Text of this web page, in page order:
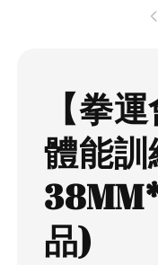
【拳
體能訓
品)